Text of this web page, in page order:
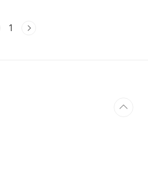
아 기단 사이의 상호작용으로 발생하는
1